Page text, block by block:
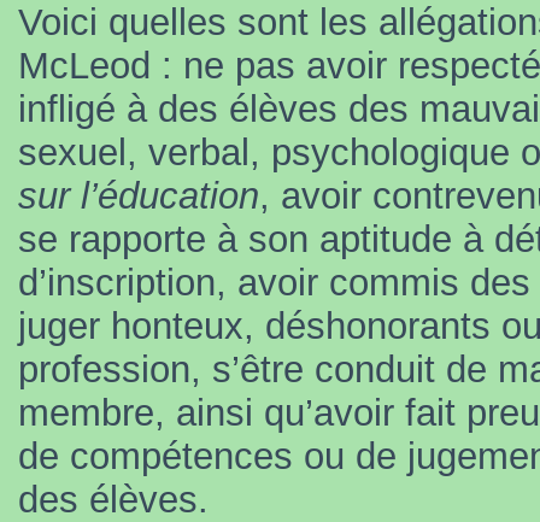
Voici quelles sont les
McLeod : ne pas avoir
infligé à des élèves des
sexuel, verbal, psychologique
sur l’éducation, avoir
se rapporte à son aptitude à
d’inscription, avoir commis
juger honteux, déshonorants
profession, s’être conduit de
membre, ainsi qu’avoir fait
de compétences ou de
des élèves.